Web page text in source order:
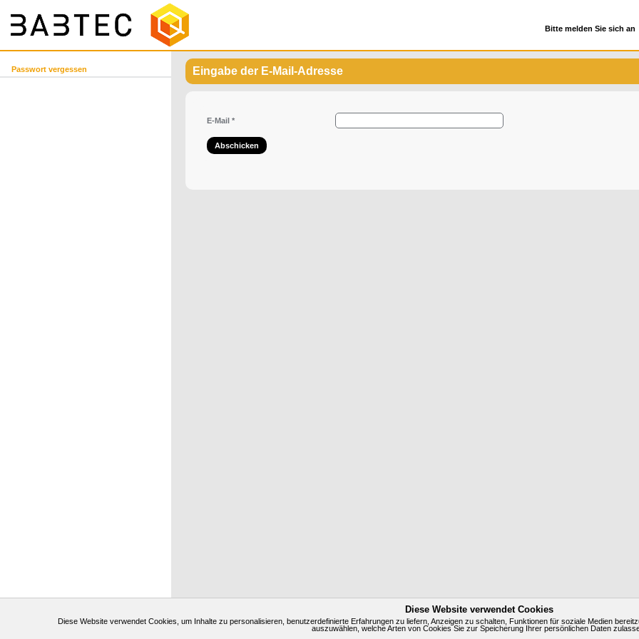
Diese Website verwendet Cookies
Diese Website verwendet Cookies, um Inhalte zu personalisieren, benutzerdefinierte Erfahrungen zu liefern, Anzeigen zu schalten, Funktionen für soziale Medien
auszuwählen, welche Arten von Cookies Sie zur Speicherung Ihrer persönlichen Daten
Bitte melden Sie sich an
Passwort vergessen Eingabe der E-Mail-Adresse
E-Mail *